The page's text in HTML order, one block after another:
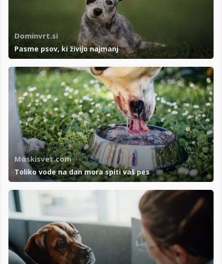
Dominvrt.si
Pasme psov, ki živijo najmanj
Moskisvet.com
Toliko vode na dan mora spiti vaš pes